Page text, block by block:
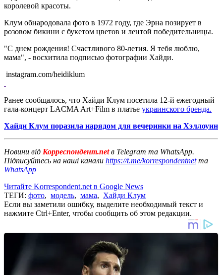
королевой красоты.
Клум обнародовала фото в 1972 году, где Эрна позирует в
розовом бикини с букетом цветов и лентой победительницы.
"С днем рождения! Счастливого 80-летия. Я тебя люблю,
мама", - восхитила подписью фотографии Хайди.
instagram.com/heidiklum
Ранее сообщалось, что Хайди Клум посетила 12-й ежегодный
гала-концерт LACMA Art+Film в платье украинского бренда.
Хайди Клум поразила нарядом для вечеринки на Хэллоуин
Новини від Корреспондент.netв Telegram та WhatsApp.
Підписуйтесь на наші канали https://t.me/korrespondentnetта
WhatsApp
Читайте Korrespondent.net в Google News
ТЕГИ: фото, модель, мама, Хайди Клум
Если вы заметили ошибку, выделите необходимый текст и
нажмите Ctrl+Enter, чтобы сообщить об этом редакции.